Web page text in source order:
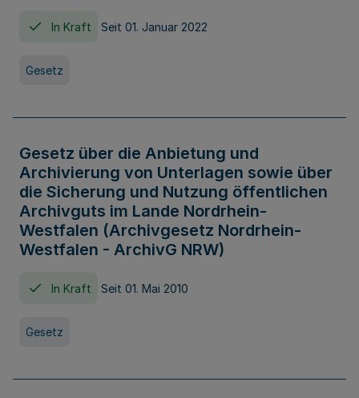
In Kraft Seit 01. Januar 2022
Gesetz
Gesetz über die Anbietung und
Archivierung von Unterlagen sowie über
die Sicherung und Nutzung öffentlichen
Archivguts im Lande Nordrhein-
Westfalen (Archivgesetz Nordrhein-
Westfalen - ArchivG NRW)
In Kraft Seit 01. Mai 2010
Gesetz